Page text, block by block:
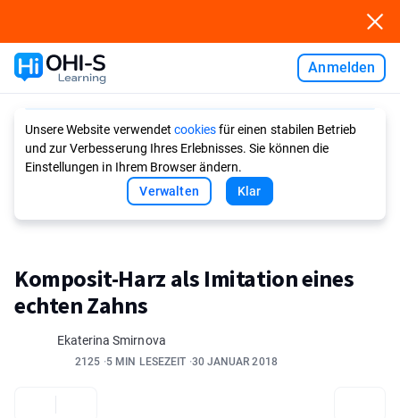
Anmelden
Unsere Website verwendet cookiesfür einen stabilen Betrieb
und zur Verbesserung Ihres Erlebnisses. Sie können die
Einstellungen in Ihrem Browser ändern.
Verwalten
Klar
Komposit-Harz als Imitation eines
echten Zahns
Ekaterina Smirnova
2125 5 MIN LESEZEIT 30 JANUAR 2018